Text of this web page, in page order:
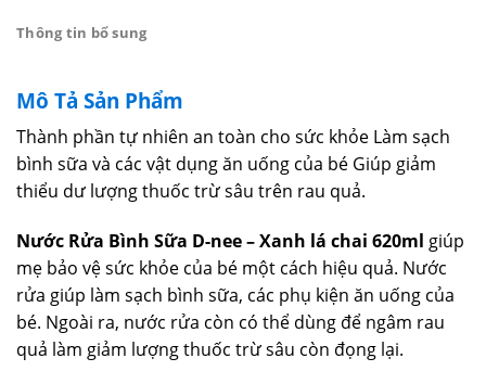
Thông tin bổ sung
Mô Tả Sản Phẩm
Thành phần tự nhiên an toàn cho sức khỏe Làm sạch
bình sữa và các vật dụng ăn uống của bé Giúp giảm
thiểu dư lượng thuốc trừ sâu trên rau quả.
Nước Rửa Bình Sữa D-nee – Xanh lá chai 620ml giúp
mẹ bảo vệ sức khỏe của bé một cách hiệu quả. Nước
rửa giúp làm sạch bình sữa, các phụ kiện ăn uống của
bé. Ngoài ra, nước rửa còn có thể dùng để ngâm rau
quả làm giảm lượng thuốc trừ sâu còn đọng lại.